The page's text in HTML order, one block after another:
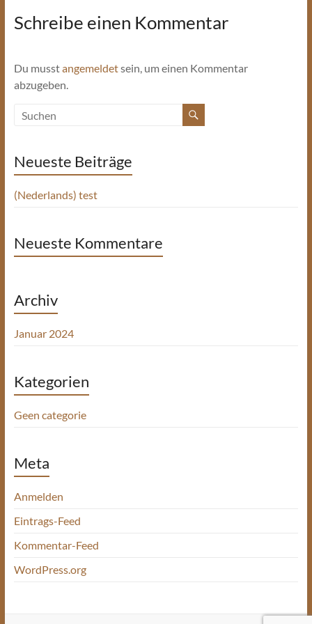
Schreibe einen Kommentar
Du musstangemeldetsein, um einen Kommentar
abzugeben.
Neueste Beiträge
(Nederlands) test
Neueste Kommentare
Archiv
Januar 2024
Kategorien
Geen categorie
Meta
Anmelden
Eintrags-Feed
Kommentar-Feed
WordPress.org